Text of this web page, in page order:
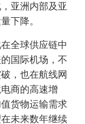
亚洲内部及亚
下降。
全球供应链中
国际机场，不
，也在航线网
商的高速增
货物运输需求
未来数年继续